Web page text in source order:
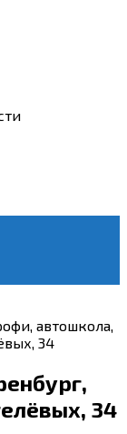
автошкола,
34
34